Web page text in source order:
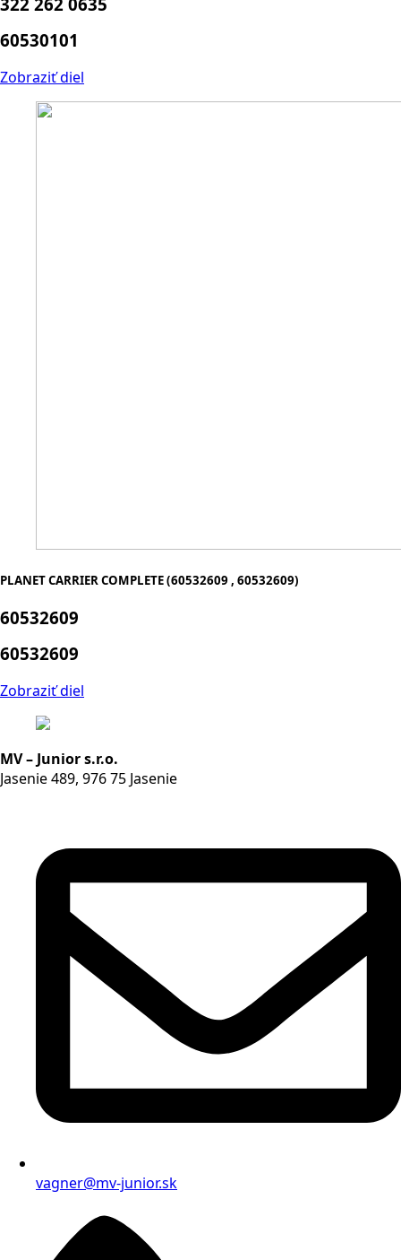
60530101
Zobraziť diel
PLANET CARRIER COMPLETE (60532609 , 60532609)
60532609
60532609
Zobraziť diel
MV – Junior s.r.o.
Jasenie 489, 976 75 Jasenie
vagner@mv-junior.sk